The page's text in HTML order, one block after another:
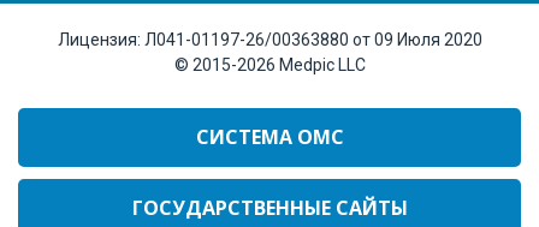
Лицензия: Л041-01197-26/00363880 от 09 Июля 2020
© 2015-2026 Medpic LLC
СИСТЕМА ОМС
ГОСУДАРСТВЕННЫЕ САЙТЫ